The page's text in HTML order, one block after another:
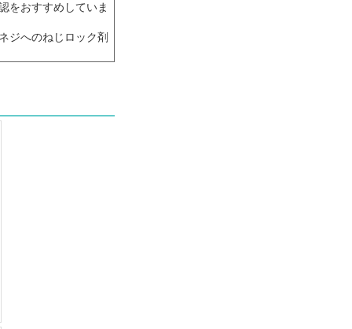
をおすすめしていま
ジへのねじロック剤